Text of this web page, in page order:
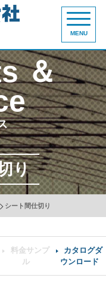
MENU
＆
り
シート間仕切り
料金サンプ
ル
カタログダ
ウンロード